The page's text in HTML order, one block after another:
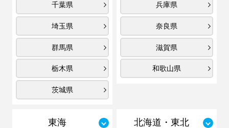
千葉県
埼玉県
群馬県
栃木県
茨城県
兵庫県
奈良県
滋賀県
和歌山県
東海 北海道・東北